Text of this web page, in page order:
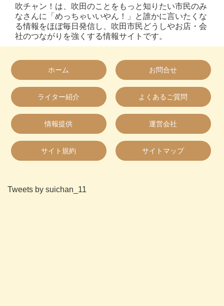
吹チャン！は、吹田のことをもっと知りたい市民のみ
なさんに「めっちゃいいやん！」と誰かに言いたくな
る情報をほぼ毎日発信し、吹田市民どうしやお店・会
社のつながりを強くする情報サイトです。
ホーム お問合せ
ライター紹介 よくあるご質問
情報提供 運営会社
サイト規約 サイトマップ
Tweets by suichan_11